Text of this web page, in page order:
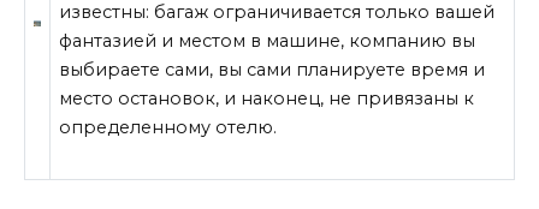
известны: багаж ограничивается только вашей
фантазией и местом в машине, компанию вы
выбираете сами, вы сами планируете время и
место остановок, и наконец, не привязаны к
определенному отелю.